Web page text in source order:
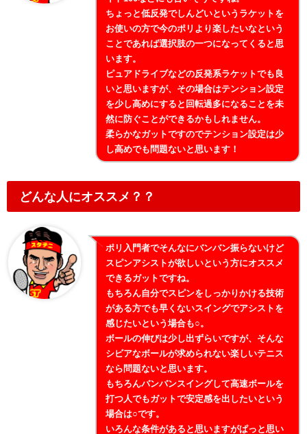
ちょっと低反発でしんどいというラケットを
お使いの方で今のポリより楽したいなという
ことであれば選択肢の一つになってくると思
います。
ピュアドライブなどの反発系ラケットでも良
いと思いますが、その場合はテンション設定
を少し高めにすると回転過多になることを未
然に防ぐことができるかもしれません。
柔らかなガットですのでテンション設定は少
し高めでも問題ないと思います！
どんな人にオススメ？？
ポリ入門者でそんなにバンバン振らないけど
スピンアシストが欲しいという方にオススメ
できるガットですね。
もちろん自分でスピンをしっかりかける技術
がある方でも早くないスイングでアシストを
感じたいという場合も○。
ボールの伸びは少し出ずらいですが、そんな
シビアなボールが求められない楽しいテニス
なら問題ないと思います。
もちろんバンバンスイングして高速ボールを
打つ人でもガットで安定感を出したいという
場合は○です。
いろんな条件があると思いますがぱっと思い